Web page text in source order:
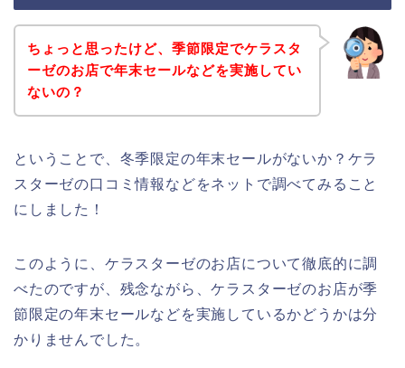
ちょっと思ったけど、季節限定でケラスタ
ーゼのお店で年末セールなどを実施してい
ないの？
ということで、冬季限定の年末セールがないか？ケラ
スターゼの口コミ情報などをネットで調べてみること
にしました！
このように、ケラスターゼのお店について徹底的に調
べたのですが、残念ながら、ケラスターゼのお店が季
節限定の年末セールなどを実施しているかどうかは分
かりませんでした。